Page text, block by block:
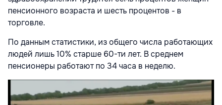
пенсионного возраста и шесть процентов - в
торговле.
По данным статистики, из общего числа работающих
людей лишь 10% старше 60-ти лет. В среднем
пенсионеры работают по 34 часа в неделю.